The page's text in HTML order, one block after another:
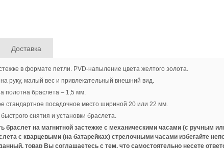
Доставка
в формате петли. PVD-напыление цвета желтого золота.
руку, малый вес и привлекательный внешний вид.
полотна браслета – 1,5 мм.
стандартное посадочное место шириной 20 или 22 мм.
снятия и установки браслета.
браслет на магнитной застежке с механическими часами (с ручным
с кварцевыми (на батарейках) стрелочными часами избегайте
товар Вы соглашаетесь с тем, что самостоятельно несете